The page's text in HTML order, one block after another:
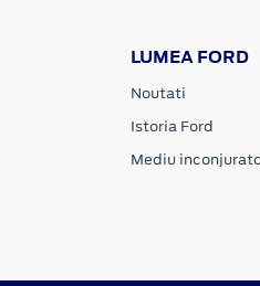
LUMEA FORD
Noutati
Istoria Ford
Mediu